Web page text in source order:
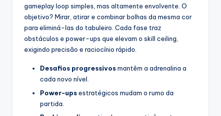
gameplay loop simples, mas altamente envolvente. O
objetivo? Mirar, atirar e combinar bolhas da mesma cor
para eliminá-las do tabuleiro. Cada fase traz
obstáculos e power-ups que elevam o skill ceiling,
exigindo precisão e raciocínio rápido.
Desafios progressivosmantêm a adrenalina a
cada novo nível.
Power-upsestratégicos mudam o rumo da
partida.